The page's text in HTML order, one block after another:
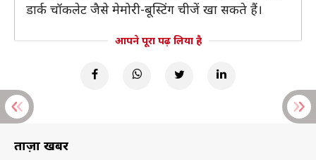
डार्क चॉकलेट जैसे मेमोरी-बूस्टिंग चीजें खा सकते हैं।
आपने पूरा पढ़ लिया है
ताज़ा खबरें